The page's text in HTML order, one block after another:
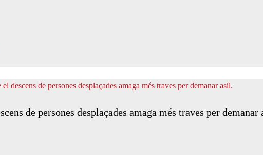
de persones desplaçades amaga més traves per demanar